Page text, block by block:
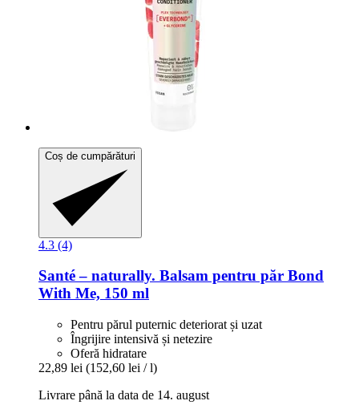
Coș de cumpărături
4.3 (4)
Santé – naturally. Balsam pentru păr Bond
With Me, 150 ml
Pentru părul puternic deteriorat și uzat
Îngrijire intensivă și netezire
Oferă hidratare
22,89 lei (152,60 lei / l)
Livrare până la data de 14. august